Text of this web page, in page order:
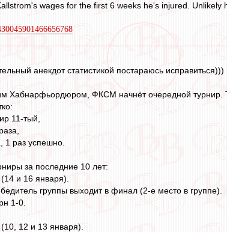
wages for the first 6 weeks he's injured. Unlikely
анекдот статистикой постараюсь исправиться)))
Хабнарфьордюром, ФКСМ начнёт очередной турнир.
11-тый,
1 раз успешно.
за последние 10 лет:
и 16 января).
группы выходит в финал (2-е место в группе).
1-0.
12 и 13 января).